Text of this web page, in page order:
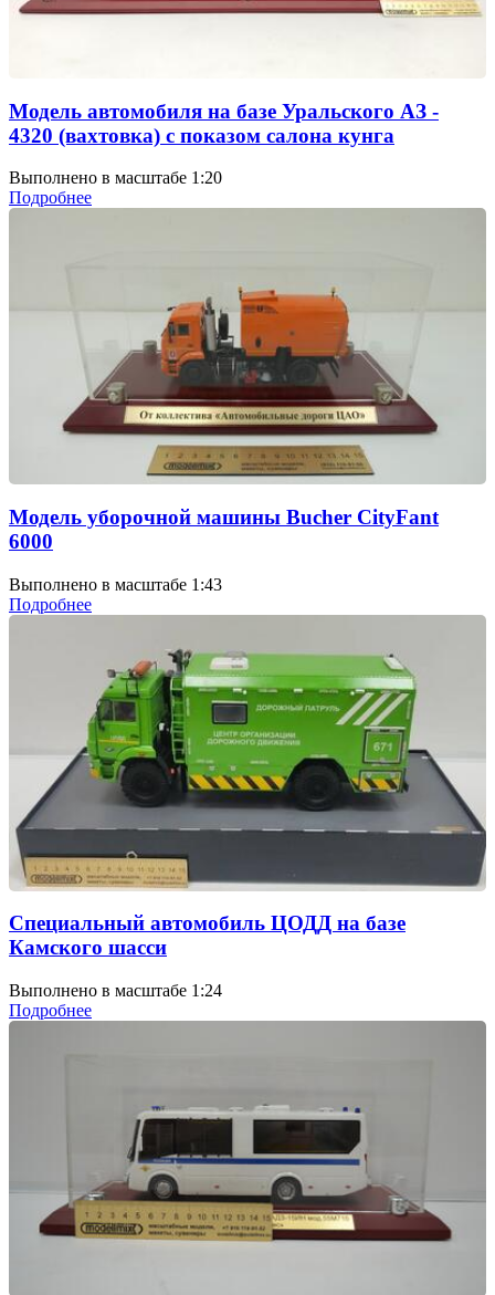
Модель автомобиля на базе Уральского АЗ -
4320 (вахтовка) с показом салона кунга
Выполнено в масштабе 1:20
Подробнее
Модель уборочной машины Bucher CityFant
6000
Выполнено в масштабе 1:43
Подробнее
Специальный автомобиль ЦОДД на базе
Камского шасси
Выполнено в масштабе 1:24
Подробнее